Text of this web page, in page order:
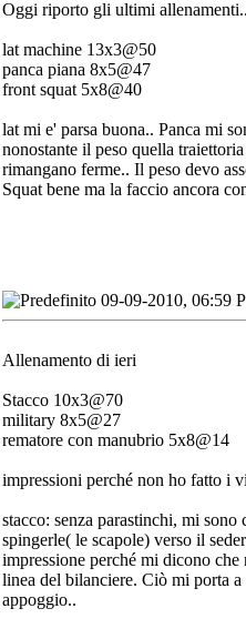
Oggi riporto gli ultimi
lat machine 13x3@50
panca piana 8x5@47
front squat 5x8@40
lat mi e' parsa buona.. Panca mi
nonostante il peso quella
rimangano ferme.. Il peso devo
Squat bene ma la faccio ancora
09-09-2010, 06:59
Allenamento di ieri
Stacco 10x3@70
military 8x5@27
rematore con manubrio 5x8@14
impressioni perché non ho fatto i
stacco: senza parastinchi, mi
spingerle( le scapole) verso il
impressione perché mi dicono
linea del bilanciere. Ciò mi porta
appoggio..